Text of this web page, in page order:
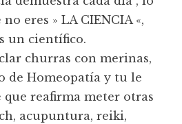
eres » LA CIENCIA «,
un científico.
churras con merinas,
de Homeopatía y tu le
que reafirma meter otras
acupuntura, reiki,